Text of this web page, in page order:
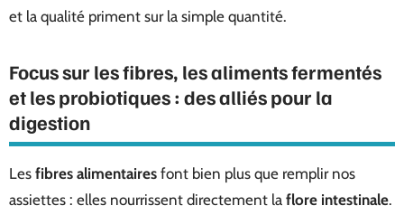
et la qualité priment sur la simple quantité.
Focus sur les fibres, les aliments fermentés
et les probiotiques : des alliés pour la
digestion
Les fibres alimentaires font bien plus que remplir nos
assiettes : elles nourrissent directement la flore intestinale.